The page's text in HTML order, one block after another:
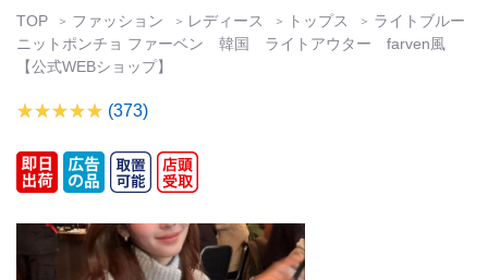
TOP ファッション レディース トップス
ライトブルー
ニットポンチョ ファーベン 韓国 ライトアウター farven風
【公式WEBショップ】
(373)